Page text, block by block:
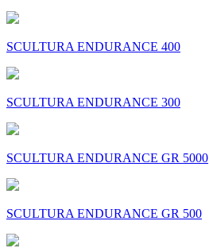
SCULTURA ENDURANCE 400
SCULTURA ENDURANCE 300
SCULTURA ENDURANCE GR 5000
SCULTURA ENDURANCE GR 500